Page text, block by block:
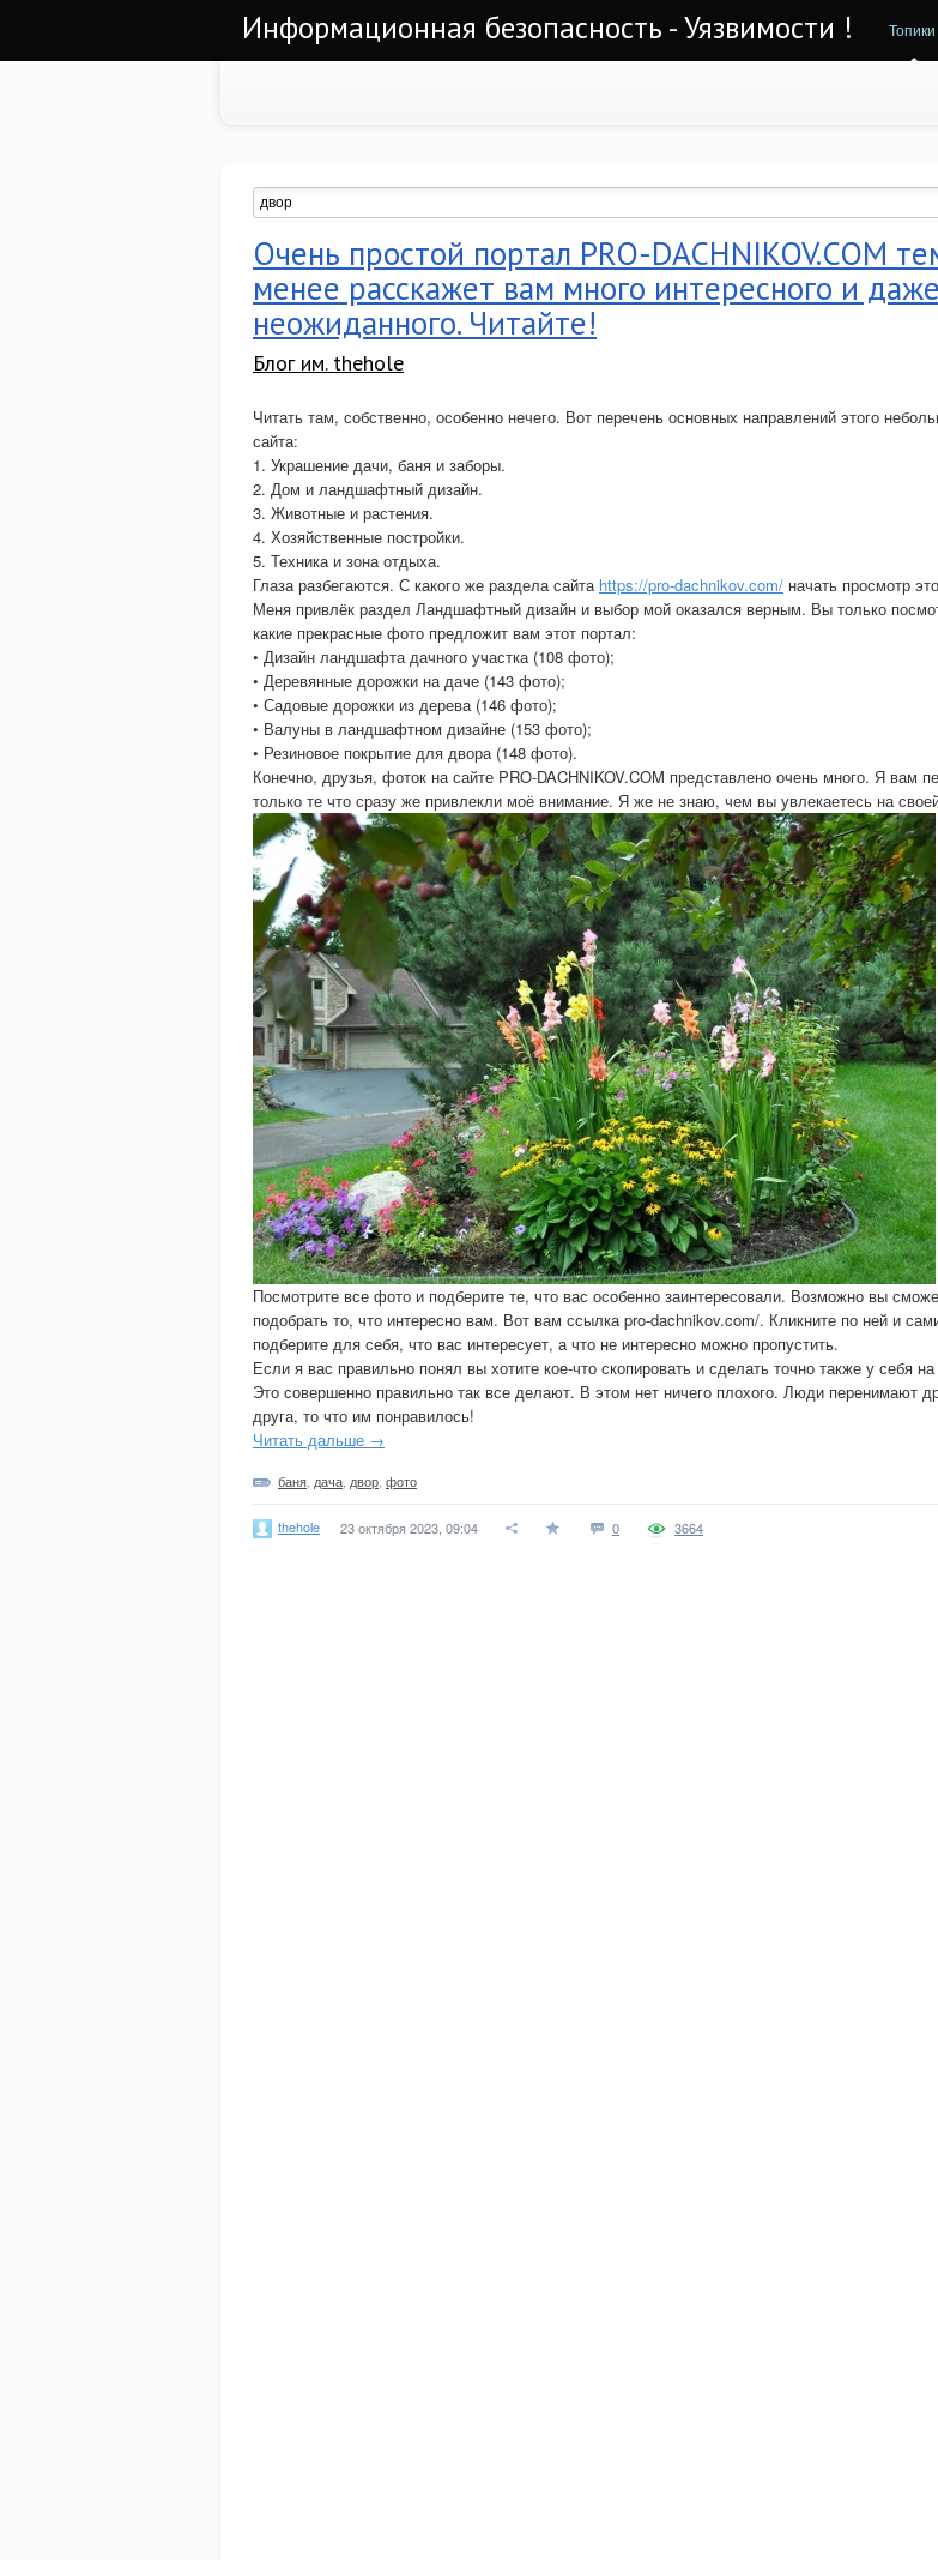
Информационная безопасность - Уязвимости ! Топики
Очень простой портал PRO-DACHNIKOV.COM
менее расскажет вам много интересного и даже
неожиданного. Читайте!
Блог им. thehole
Читать там, собственно, особенно нечего. Вот перечень основных направлений этого
сайта:
1. Украшение дачи, баня и заборы.
2. Дом и ландшафтный дизайн.
3. Животные и растения.
4. Хозяйственные постройки.
5. Техника и зона отдыха.
Глаза разбегаются. С какого же раздела сайта https://pro-dachnikov.com/ начать просмотр
Меня привлёк раздел Ландшафтный дизайн и выбор мой оказался верным. Вы только
какие прекрасные фото предложит вам этот портал:
• Дизайн ландшафта дачного участка (108 фото);
• Деревянные дорожки на даче (143 фото);
• Садовые дорожки из дерева (146 фото);
• Валуны в ландшафтном дизайне (153 фото);
• Резиновое покрытие для двора (148 фото).
Конечно, друзья, фоток на сайте PRO-DACHNIKOV.COM представлено очень много. Я вам
только те что сразу же привлекли моё внимание. Я же не знаю, чем вы увлекаетесь на
Посмотрите все фото и подберите те, что вас особенно заинтересовали. Возможно вы
подобрать то, что интересно вам. Вот вам ссылка pro-dachnikov.com/. Кликните по ней и
подберите для себя, что вас интересует, а что не интересно можно пропустить.
Если я вас правильно понял вы хотите кое-что скопировать и сделать точно также у себя
Это совершенно правильно так все делают. В этом нет ничего плохого. Люди перенимают
друга, то что им понравилось!
Читать дальше →
баня дача двор фото
thehole 23 октября 2023, 09:04 0 3664